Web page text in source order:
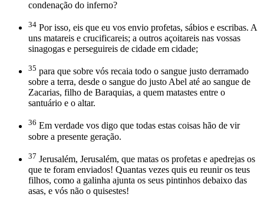
condenação do inferno?
34 Por isso, eis que eu vos envio profetas, sábios e escribas. A
uns matareis e crucificareis; a outros açoitareis nas vossas
sinagogas e perseguireis de cidade em cidade;
35 para que sobre vós recaia todo o sangue justo derramado
sobre a terra, desde o sangue do justo Abel até ao sangue de
Zacarias, filho de Baraquias, a quem matastes entre o
santuário e o altar.
36 Em verdade vos digo que todas estas coisas hão de vir
sobre a presente geração.
37 Jerusalém, Jerusalém, que matas os profetas e apedrejas os
que te foram enviados! Quantas vezes quis eu reunir os teus
filhos, como a galinha ajunta os seus pintinhos debaixo das
asas, e vós não o quisestes!